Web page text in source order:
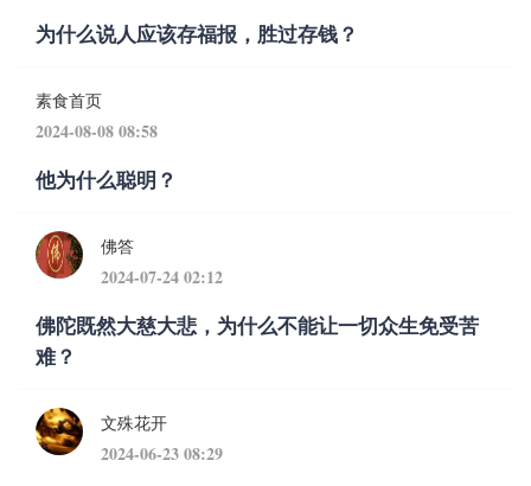
为什么说人应该存福报，胜过存钱？
素食首页
2024-08-08 08:58
他为什么聪明？
佛答
2024-07-24 02:12
佛陀既然大慈大悲，为什么不能让一切众生免受苦
难？
文殊花开
2024-06-23 08:29